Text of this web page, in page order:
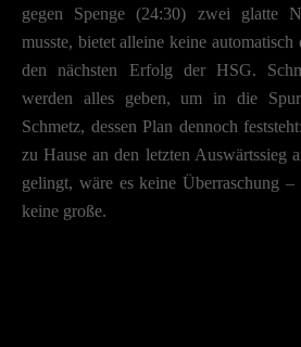
gegen Spenge (24:30) zwei glatte
musste, bietet alleine keine
den nächsten Erfolg der HSG.
werden alles geben, um in die
Schmetz, dessen Plan dennoch
zu Hause an den letzten Auswärtssieg
gelingt, wäre es keine Überraschung
keine große.